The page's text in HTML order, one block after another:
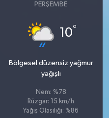
PERŞEMBE
10°
Bölgesel düzensiz yağmur
yağışlı
Nem: %78
Rüzgar: 15 km/h
Yağış Olasılığı: %86